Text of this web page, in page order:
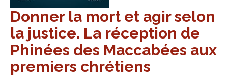
Donner la mort et agir selon
la justice. La réception de
Phinées des Maccabées aux
premiers chrétiens